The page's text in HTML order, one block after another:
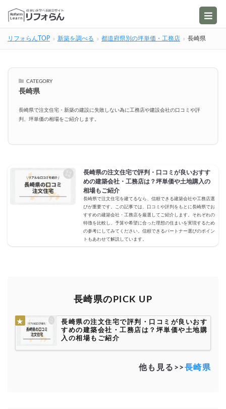
リフォらんTOP 新築を調べる 都道府県別の坪単価・工務店 長崎県
CATEGORY
長崎県
長崎県で注文住宅・新築の建設に失敗しない為に工務店や建設会社の口コミや評
判、坪単価の相場をご紹介します。
長崎県の注文住宅で評判・口コミが良いおすす
めの建築会社・工務店は？坪単価や土地購入の
相場もご紹介
長崎県で注文住宅を建てるなら、信頼できる建築会社や工務店選
びが重要です。この記事では、口コミや評判をもとに長崎県でお
すすめの建築会社・工務店を厳選してご紹介します。それぞれの
特徴を比較し、予算や希望に合った理想の住まいを実現するため
の参考にしてみてください。信頼できるパートナー選びのポイン
トもあわせて解説しています。
長崎県のPICK UP
長崎県の注文住宅で評判・口コミが良いおす
すめの建築会社・工務店は？坪単価や土地購
入の相場もご紹介
他も見る>>長崎県